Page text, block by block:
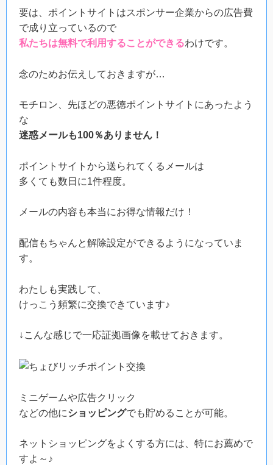
要は、ポイントサイトはスポンサー企業からの広告費
で成り立っているので
私たちは無料で利用することができるわけです。
念のためお伝えしておきますが…
モチロン、先ほどの悪徳ポイントサイトにあったよう
な
迷惑メールも100％ありません！
ポイントサイトから送られてくるメールは
多くても数日に1件程度。
メールの内容も本当にお得な情報だけ！
配信もちゃんと解除設定ができるようになっていま
す。
わたしも実践して、
けっこう頻繁に交換できています♪
↓こんな感じで一応証拠画像を載せておきます。
ミニゲームや広告クリック
などの他にショッピングでも貯めることが可能。
ネットショッピングをよくする方には、特にお薦めで
すよ～♪